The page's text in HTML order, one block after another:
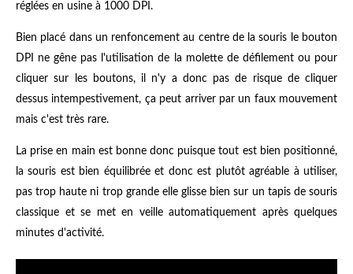
réglées en usine à 1000 DPI.
Bien placé dans un renfoncement au centre de la souris le bouton
DPI ne gêne pas l'utilisation de la molette de défilement ou pour
cliquer sur les boutons, il n'y a donc pas de risque de cliquer
dessus intempestivement, ça peut arriver par un faux mouvement
mais c'est très rare.
La prise en main est bonne donc puisque tout est bien positionné,
la souris est bien équilibrée et donc est plutôt agréable à utiliser,
pas trop haute ni trop grande elle glisse bien sur un tapis de souris
classique et se met en veille automatiquement après quelques
minutes d'activité.